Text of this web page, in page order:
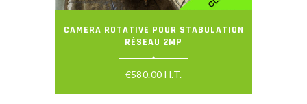
CAMERA ROTATIVE POUR STABULATION
RÉSEAU 2MP
€580.00 H.T.